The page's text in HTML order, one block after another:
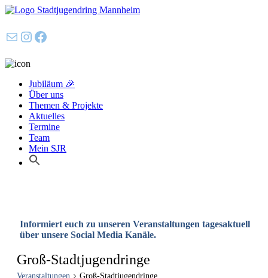
E-MailInstagram
Facebook
Jubiläum 🎉
Über uns
Themen & Projekte
Aktuelles
Termine
Team
Mein SJR
Search
Informiert euch zu unseren Veranstaltungen tagesaktuell
über unsere Social Media Kanäle.
Groß-Stadtjugendringe
Veranstaltungen Groß-Stadtjugendringe